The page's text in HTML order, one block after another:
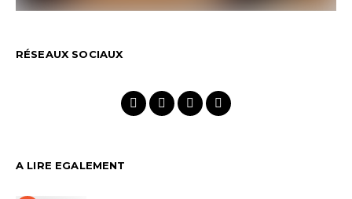
RÉSEAUX SOCIAUX
A LIRE EGALEMENT